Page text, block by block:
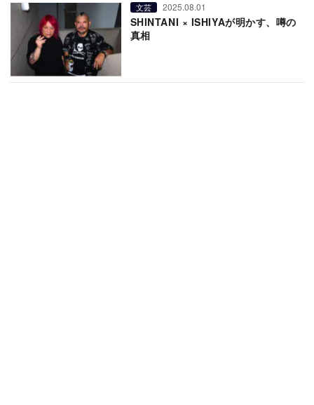
文芸 2025.08.01
SHINTANI × ISHIYAが明かす、噂の
真相